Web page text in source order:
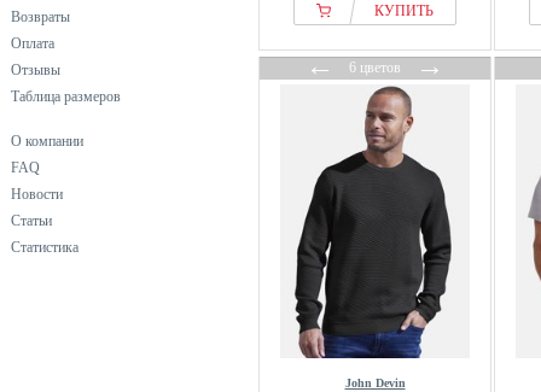
Возвраты
Оплата
Отзывы
Таблица размеров
О компании
FAQ
Новости
Статьи
Статистика
КУПИТЬ
←6 цветов→
John Devin